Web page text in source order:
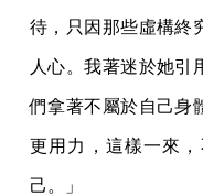
待，只因那些虛構終
人心。我著迷於她引
們拿著不屬於自己身
更用力，這樣一來
己。」